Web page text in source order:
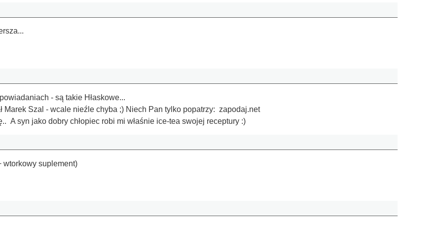
- są takie Hłaskowe...
Marek Szal - wcale nieźle chyba ;) Niech Pan tylko popatrzy: zapodaj.net
A syn jako dobry chłopiec robi mi właśnie ice-tea swojej receptury :)
wtorkowy suplement)